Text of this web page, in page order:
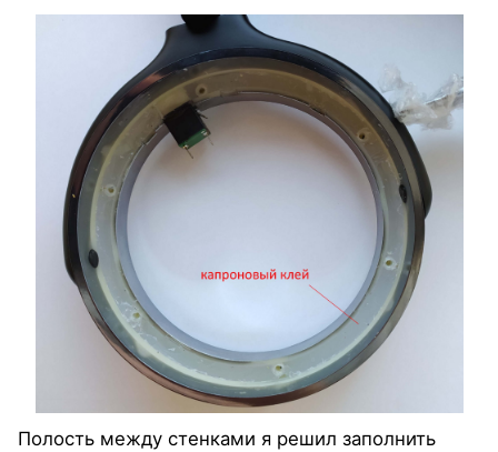
Полость между стенками я решил заполнить